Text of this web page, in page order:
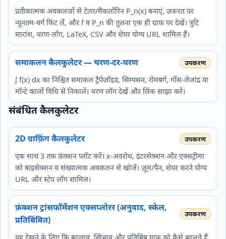
प्रतीकात्मक अवकलजों से टेलर/मैकलॉरिन P_n(x) बनाएं, ज़रूरत पर
न्यूनतम‑वर्ग फिट लें, और f व P_n की तुलना एक ही ग्राफ पर देखें। त्रुटि
सारांश, चरण‑लॉग, LaTeX, CSV और शेयर योग्य URL शामिल हैं।
समाकलन कैलकुलेटर — चरण-दर-चरण
∫ f(x) dx का निश्चित समाकल ट्रैपेज़ॉइड, सिम्पसन, रोमबर्ग, गॉस‑लेजांद्र या
मॉन्टे कार्लो विधि से निकालें। चरण लॉग देखें और लिंक साझा करें।
संबंधित कैलकुलेटर
2D ग्राफ़िंग कैलकुलेटर
एक साथ 3 तक फ़ंक्शन प्लॉट करें। x-अवरोध, इंटरसेक्शन और एक्सट्रीमा
को बाइसेक्शन व संख्यात्मक अवकलन से खोजें। ज़ूम/पैन, शेयर करने योग्य
URL और स्टेप लॉग शामिल।
फ़ंक्शन ट्रांसफॉर्मेशन एक्सप्लोरर (अनुवाद, स्केल,
प्रतिबिंबित)